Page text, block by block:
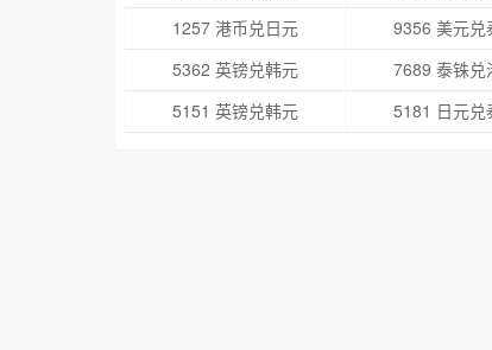
1257 港币兑日元
9356 美元兑
5362 英镑兑韩元
7689 泰铢兑
5151 英镑兑韩元
5181 日元兑